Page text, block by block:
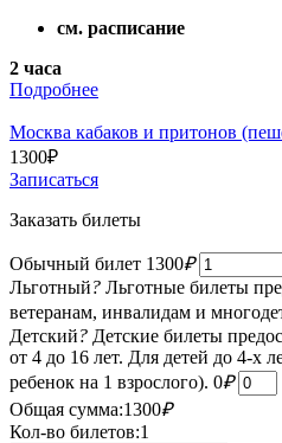
см. расписание
2 часа
Подробнее
Москва кабаков и притонов
1300₽
Записаться
Заказать билеты
Обычный билет 1300₽
Льготный? Льготные билеты
ветеранам, инвалидам и
Детский? Детские билеты
от 4 до 16 лет. Для детей до 4-х
ребенок на 1 взрослого). 0₽
Общая сумма:1300₽
Кол-во билетов:1